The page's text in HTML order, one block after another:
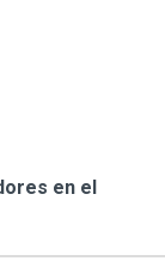
en el